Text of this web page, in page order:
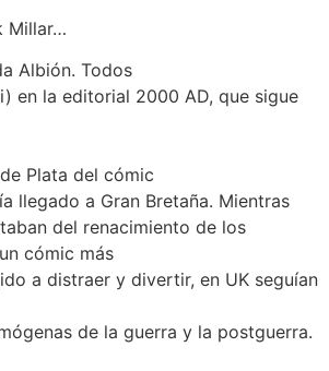
Millar…
Albión. Todos
en la editorial 2000 AD, que sigue
Plata del cómic
llegado a Gran Bretaña. Mientras
del renacimiento de los
cómic más
a distraer y divertir, en UK seguían
de la guerra y la postguerra.